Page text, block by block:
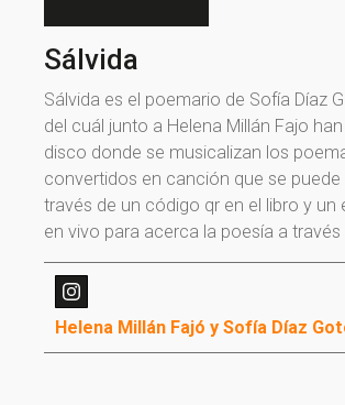
¡Gracias por
Sálvida
Sálvida es el poemario de Sofía Díaz
del cuál junto a Helena Millán Fajo
disco donde se musicalizan los
convertidos en canción que se
través de un código qr en el libro y un
en vivo para acerca la poesía a
Helena Millán Fajó y Sofía Díaz